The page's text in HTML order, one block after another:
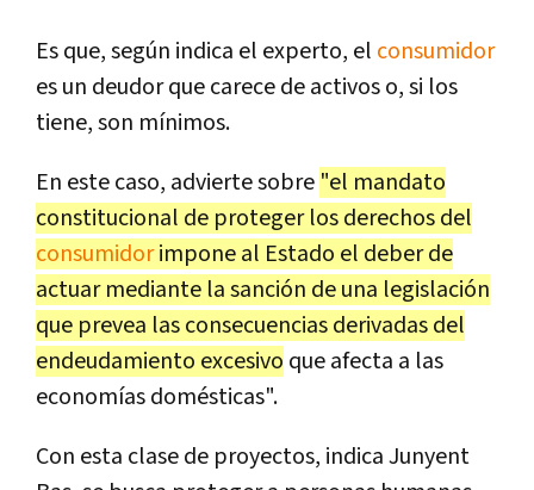
Es que, según indica el experto, el consumidor
es un deudor que carece de activos o, si los
tiene, son mínimos.
En este caso, advierte sobre "el mandato
constitucional de proteger los derechos del
consumidorimpone al Estado el deber de
actuar mediante la sanción de una legislación
que prevea las consecuencias derivadas del
endeudamiento excesivo que afecta a las
economías domésticas".
Con esta clase de proyectos, indica Junyent